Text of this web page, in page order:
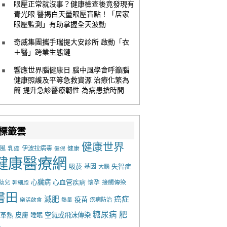
眼壓正常就沒事？健康檢查後竟發現有
青光眼 醫揭白天量眼壓盲點！「居家
眼壓監測」有助掌握全天波動
奇威集團攜手瑞提大安診所 啟動「衣
＋醫」跨業生態鏈
響應世界腦健康日 腦中風學會呼籲腦
健康照護及平等急救資源 治療化繁為
簡 提升急診醫療韌性 為病患搶時間
籤雲
乳癌 伊波拉病毒 健保 健康 健康世界
康醫療網 吸菸 基因 大腦 失智症
兒 幹細胞 心臟病 心血管疾病 懷孕 接觸傳染
田 樂活飲食 減肥 熱量 疫苗 疾病防治 癌症
熱 皮膚 睡眠 空氣或飛沫傳染 糖尿病 肥